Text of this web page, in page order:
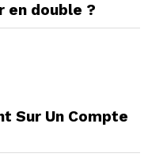
en double ?
Sur Un Compte